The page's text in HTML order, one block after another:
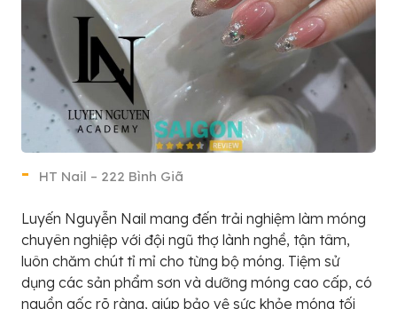
HT Nail – 222 Bình Giã
Luyến Nguyễn Nail mang đến trải nghiệm làm móng
chuyên nghiệp với đội ngũ thợ lành nghề, tận tâm,
luôn chăm chút tỉ mỉ cho từng bộ móng. Tiệm sử
dụng các sản phẩm sơn và dưỡng móng cao cấp, có
nguồn gốc rõ ràng, giúp bảo vệ sức khỏe móng tối